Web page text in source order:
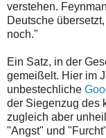
verstehen.
Deutsche
noch."
Ein Satz, in der
gemeißelt. Hier im
unbestechliche
der Siegenzug des
zugleich aber
"Angst" und